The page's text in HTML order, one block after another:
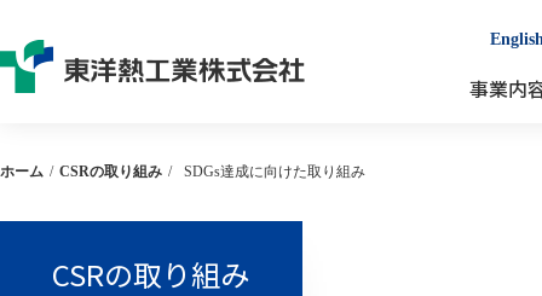
事業内
ホーム / CSRの取り組み / SDGs達成に向けた取り組み
CSRの取り組み